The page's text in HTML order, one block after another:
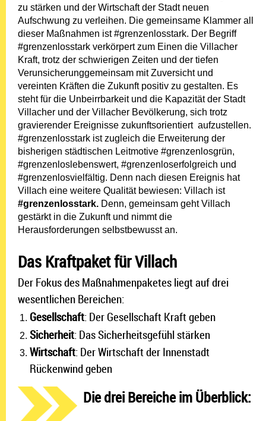
zu stärken und der Wirtschaft der Stadt neuen
Aufschwung zu verleihen. Die gemeinsame Klammer all
dieser Maßnahmen ist #grenzenlosstark. Der Begriff
#grenzenlosstark verkörpert zum Einen die Villacher
Kraft, trotz der schwierigen Zeiten und der tiefen
Verunsicherunggemeinsam mit Zuversicht und
vereinten Kräften die Zukunft positiv zu gestalten. Es
steht für die Unbeirrbarkeit und die Kapazität der Stadt
Villacher und der Villacher Bevölkerung, sich trotz
gravierender Ereignisse zukunftsorientiert aufzustellen.
#grenzenlosstark ist zugleich die Erweiterung der
bisherigen städtischen Leitmotive #grenzenlosgrün,
#grenzenloslebenswert, #grenzenloserfolgreich und
#grenzenlosvielfältig. Denn nach diesen Ereignis hat
Villach eine weitere Qualität bewiesen: Villach ist
#grenzenlosstark. Denn, gemeinsam geht Villach
gestärkt in die Zukunft und nimmt die
Herausforderungen selbstbewusst an.
Das Kraftpaket für Villach
Der Fokus des Maßnahmenpaketes liegt auf drei
wesentlichen Bereichen:
Gesellschaft: Der Gesellschaft Kraft geben
Sicherheit: Das Sicherheitsgefühl stärken
Wirtschaft: Der Wirtschaft der Innenstadt
Rückenwind geben
Die drei Bereiche im Überblick: